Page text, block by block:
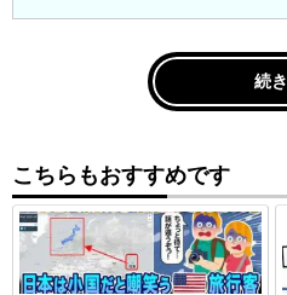
続き
こちらもおすすめです